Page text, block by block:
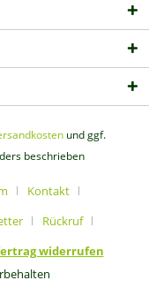
und ggf.
beschrieben
Kontakt
Rückruf
widerrufen